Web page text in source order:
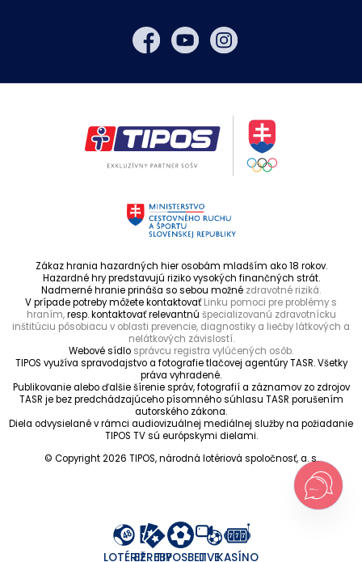
LOTÉRIEEŽREBYTIPOSBETLIVEKASÍNO
Zákaz hrania hazardných hier osobám mladším ako 18 rokov.
Hazardné hry predstavujú riziko vysokých finančných strát.
Nadmerné hranie prináša so sebou možné zdravotné riziká.
V prípade potreby môžete kontaktovaťLinku pomoci pre problémy s
hraním,resp. kontaktovať relevantnú špecializovanú zdravotnícku
inštitúciu pôsobiacu v oblasti prevencie, diagnostiky a liečby látkových a
nelátkových závislostí.
Webové sídlo správcu registra vylúčených osôb.
TIPOS využíva spravodajstvo a fotografie tlačovej agentúry TASR. Všetky
práva vyhradené.
Publikovanie alebo ďalšie šírenie správ, fotografií a záznamov zo zdrojov
TASR je bez predchádzajúceho písomného súhlasu TASR porušením
autorského zákona.
Diela odvysielané v rámci audiovizuálnej mediálnej služby na požiadanie
TIPOS TV sú európskymi dielami.
© Copyright 2026 TIPOS, národná lotériová spoločnosť, a. s.